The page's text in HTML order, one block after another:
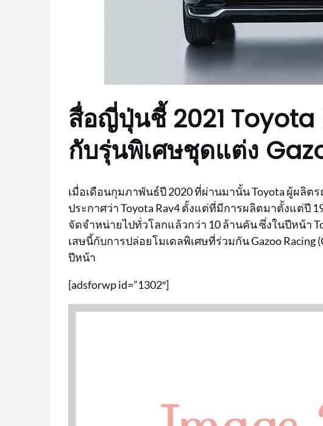
สื่อญี่ปุ่นชี้ 2021 Toyota
กับรุ่นพิเศษชุดแต่ง
เมื่อเดือนกุมภาพันธ์ปี 2020 ที่ผ่านมานั้น Toyota ผู้ผลิต
ประกาศว่า Toyota Rav4 ตั้งแต่ที่มีการผลิตมาตั้งแต่ปี
จัดจำหน่ายไปทั่วโลกแล้วกว่า 10 ล้านคัน ซึ่งในปีหน้า
เสษนี้กับการปล่อยโมเดลพิเศษที่ร่วมกัน Gazoo Racing
ปีหน้า
[adsforwp id=”1302″]